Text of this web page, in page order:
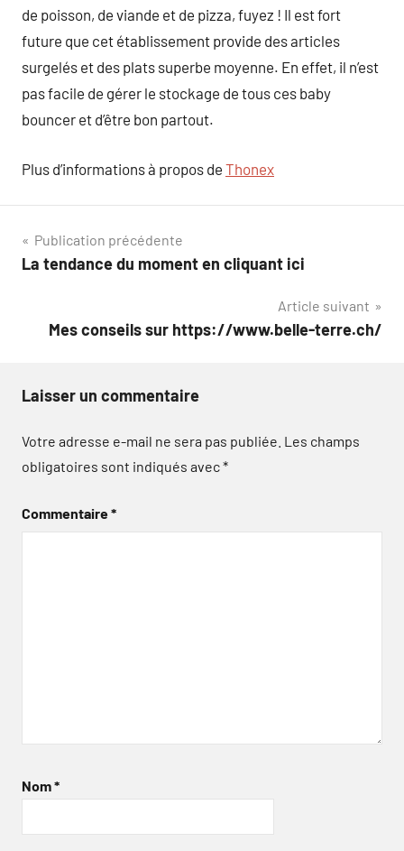
de poisson, de viande et de pizza, fuyez ! Il est fort
future que cet établissement provide des articles
surgelés et des plats superbe moyenne. En effet, il n’est
pas facile de gérer le stockage de tous ces baby
bouncer et d’être bon partout.
Plus d’informations à propos de Thonex
Navigation
de
Publication précédente
La tendance du moment en cliquant ici
Article suivant
Mes conseils sur https://www.belle-terre.ch/
Laisser un commentaire
Votre adresse e-mail ne sera pas publiée. Les champs
obligatoires sont indiqués avec*
Commentaire*
Nom*